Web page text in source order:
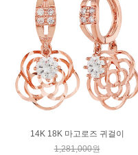
14K 18K 마고로즈 귀걸이
1,281,000원